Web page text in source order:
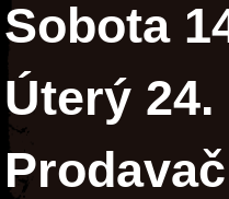
Sobota
Úterý 24.
Prodavač